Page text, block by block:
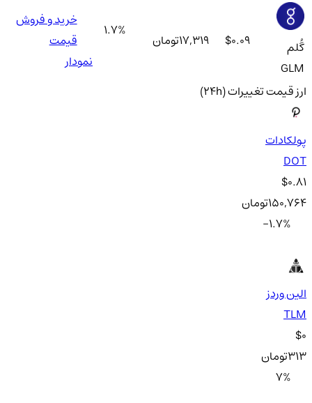
گُلم
GLM
$0.09
17,319تومان
1.7%
خرید و فروش
قیمت
نمودار
ارزقیمتتغییرات (24h)
پولکادات
DOT
$0.81
150,764تومان
-1.7%
الین وردز
TLM
$0
313تومان
7%